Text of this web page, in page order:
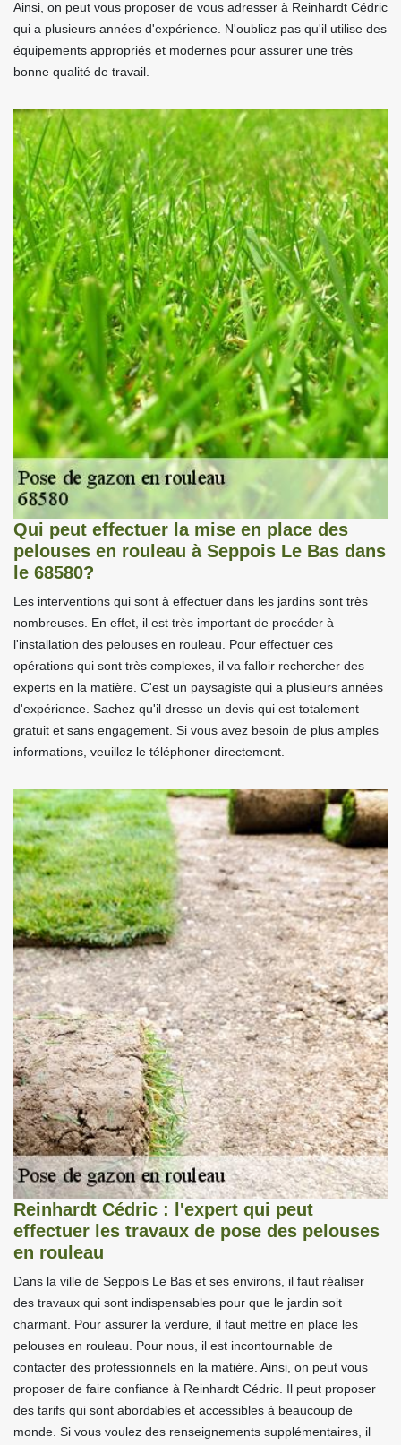
Ainsi, on peut vous proposer de vous adresser à Reinhardt Cédric
qui a plusieurs années d'expérience. N'oubliez pas qu'il utilise des
équipements appropriés et modernes pour assurer une très
bonne qualité de travail.
Qui peut effectuer la mise en place des
pelouses en rouleau à Seppois Le Bas dans
le 68580?
Les interventions qui sont à effectuer dans les jardins sont très
nombreuses. En effet, il est très important de procéder à
l'installation des pelouses en rouleau. Pour effectuer ces
opérations qui sont très complexes, il va falloir rechercher des
experts en la matière. C'est un paysagiste qui a plusieurs années
d'expérience. Sachez qu'il dresse un devis qui est totalement
gratuit et sans engagement. Si vous avez besoin de plus amples
informations, veuillez le téléphoner directement.
Reinhardt Cédric : l'expert qui peut
effectuer les travaux de pose des pelouses
en rouleau
Dans la ville de Seppois Le Bas et ses environs, il faut réaliser
des travaux qui sont indispensables pour que le jardin soit
charmant. Pour assurer la verdure, il faut mettre en place les
pelouses en rouleau. Pour nous, il est incontournable de
contacter des professionnels en la matière. Ainsi, on peut vous
proposer de faire confiance à Reinhardt Cédric. Il peut proposer
des tarifs qui sont abordables et accessibles à beaucoup de
monde. Si vous voulez des renseignements supplémentaires, il